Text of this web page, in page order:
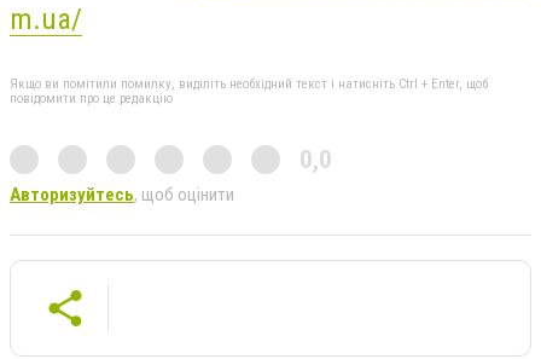
m.ua/
Якщо ви помітили помилку, виділіть необхідний текст і натисніть Ctrl + Enter, щоб
повідомити про це редакцію
0,0
Авторизуйтесь, щоб оцінити